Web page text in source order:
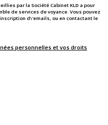
par la Société Cabinet KLD a pour
de services de voyance. Vous pouvez
d\'emails, ou en contactant le
personnelles et vos droits